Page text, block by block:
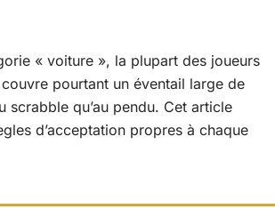
« voiture », la plupart des joueurs
pourtant un éventail large de
scrabble qu’au pendu. Cet article
d’acceptation propres à chaque